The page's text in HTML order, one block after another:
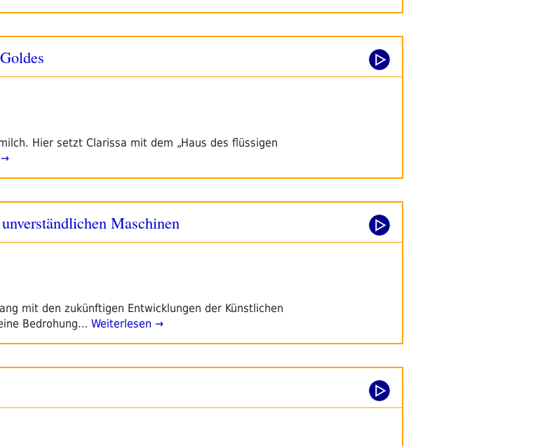
Hier setzt Clarissa mit dem „Haus des flüssigen
→
Maschinen
mit den zukünftigen Entwicklungen der Künstlichen
Bedrohung… Weiterlesen →